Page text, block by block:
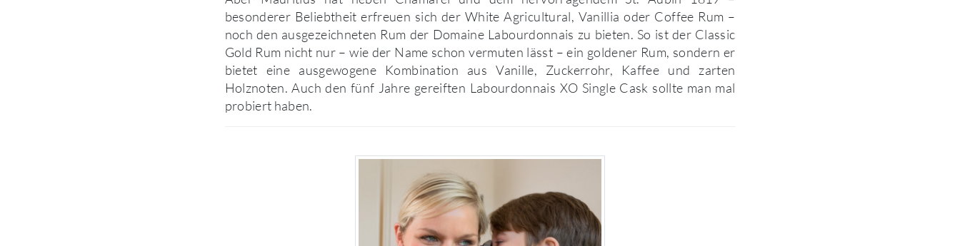
besonderer Beliebtheit erfreuen sich der White Agricultural, Vanillia oder Coffee Rum –
noch den ausgezeichneten Rum der Domaine Labourdonnais zu bieten. So ist der Classic
Gold Rum nicht nur – wie der Name schon vermuten lässt – ein goldener Rum, sondern er
bietet eine ausgewogene Kombination aus Vanille, Zuckerrohr, Kaffee und zarten
Holznoten. Auch den fünf Jahre gereiften Labourdonnais XO Single Cask sollte man mal
probiert haben.